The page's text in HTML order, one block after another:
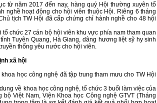
từ năm 2017 đến nay, hàng quý Hội thường xuyên tổ
nghề hoạt động cho hội viên thuộc Hội. Riêng 6 tháng
tịch TW Hội đã cấp chứng chỉ hành nghề cho 48 hội
chức 27 cán bộ hội viên khu vực phía nam tham quan
Tuyên Quang, Hà Giang, dâng hương liệt sỹ hy sinh
thống yêu nước cho hội viên.
xã hội
học công nghệ đã tập trung tham mưu cho TW Hội
về khoa học công nghệ, tổ chức 3 buổi làm việc của
Việt Nam, Viện Khoa học Công nghệ GTVT (Tháng